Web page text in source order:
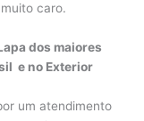
caro.
dos maiores
e no Exterior
um atendimento